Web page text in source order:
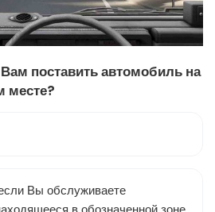
поставить автомобиль на
месте?
Вы обслуживаете